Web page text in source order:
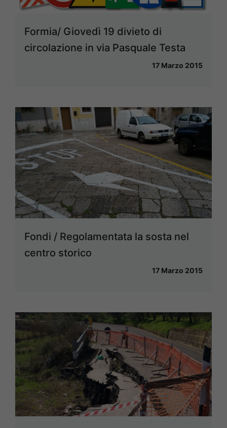
Formia/ Giovedì 19 divieto di
circolazione in via Pasquale Testa
17 Marzo 2015
Fondi / Regolamentata la sosta nel
centro storico
17 Marzo 2015